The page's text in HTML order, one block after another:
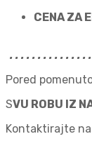
CENA ZA
. . . . . . . . . . . . .
Pored
SVU ROBU IZ
Kontaktirajte